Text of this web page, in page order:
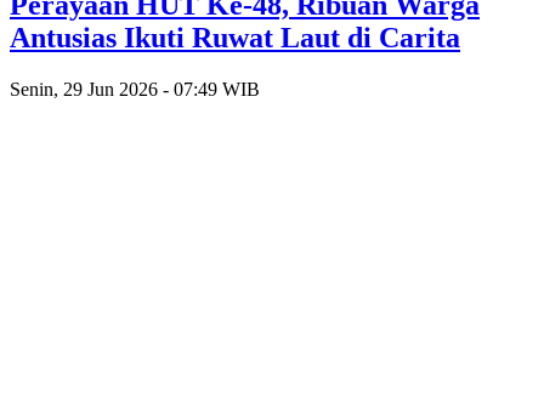
Antusias Ikuti Ruwat Laut di Carita
Senin, 29 Jun 2026 - 07:49 WIB